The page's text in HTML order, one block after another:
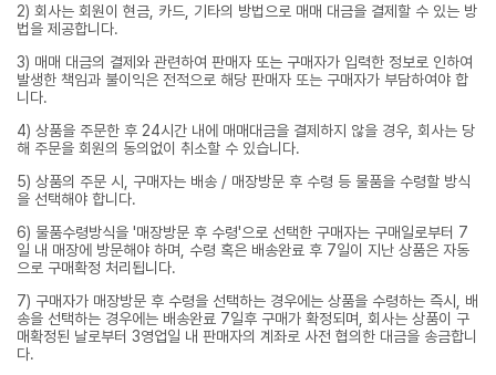
2) 회사는 회원이 현금, 카드, 기타의 방법으로 매매 대금을 결제할 수 있는 방
법을 제공합니다.
3) 매매 대금의 결제와 관련하여 판매자 또는 구매자가 입력한 정보로 인하여
발생한 책임과 불이익은 전적으로 해당 판매자 또는 구매자가 부담하여야 합
니다.
4) 상품을 주문한 후 24시간 내에 매매대금을 결제하지 않을 경우, 회사는 당
해 주문을 회원의 동의없이 취소할 수 있습니다.
5) 상품의 주문 시, 구매자는 배송 / 매장방문 후 수령 등 물품을 수령할 방식
을 선택해야 합니다.
6) 물품수령방식을 '매장방문 후 수령'으로 선택한 구매자는 구매일로부터 7
일 내 매장에 방문해야 하며, 수령 혹은 배송완료 후 7일이 지난 상품은 자동
으로 구매확정 처리됩니다.
7) 구매자가 매장방문 후 수령을 선택하는 경우에는 상품을 수령하는 즉시, 배
송을 선택하는 경우에는 배송완료 7일후 구매가 확정되며, 회사는 상품이 구
매확정된 날로부터 3영업일 내 판매자의 계좌로 사전 협의한 대금을 송금합니
다.